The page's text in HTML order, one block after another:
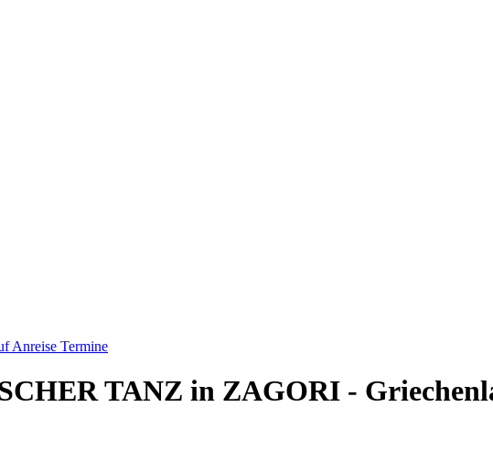
Anreise Termine
TANZ in ZAGORI -